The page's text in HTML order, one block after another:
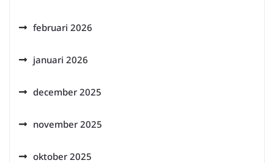
februari 2026
januari 2026
december 2025
november 2025
oktober 2025